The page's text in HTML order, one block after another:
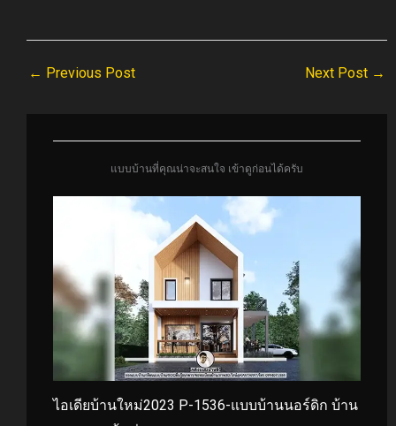
← Previous Post Next Post →
แบบบ้านที่คุณน่าจะสนใจ เข้าดูก่อนได้ครับ
ไอเดียบ้านใหม่2023 P-1536-แบบบ้านนอร์ดิก บ้าน